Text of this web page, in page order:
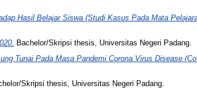
Hasil Belajar Siswa (Studi Kasus Pada Mata
Bachelor/Skripsi thesis, Universitas Negeri Padang.
Tunai Pada Masa Pandemi Corona Virus Disease
Skripsi thesis, Universitas Negeri Padang.